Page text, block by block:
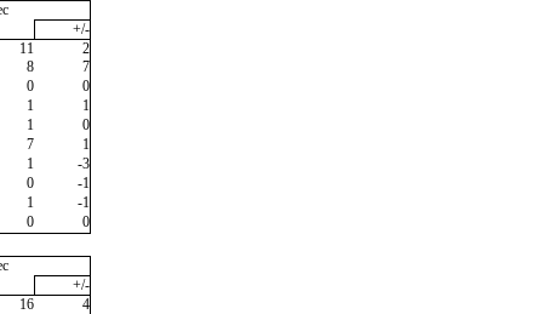
+/-
11
2
8
7
0
0
1
1
1
0
7
1
1
-3
0
-1
1
-1
0
0
+/-
16
4